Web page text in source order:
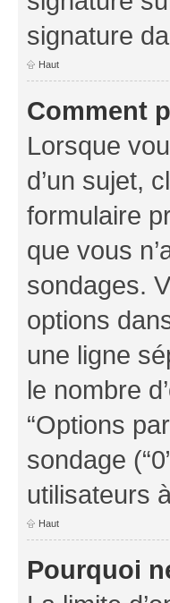
signature
Haut
Comment
Lorsque
d’un sujet,
formulaire
que vous
sondages.
options
une ligne
le nombre
“Options
sondage
utilisateurs
Haut
Pourquoi